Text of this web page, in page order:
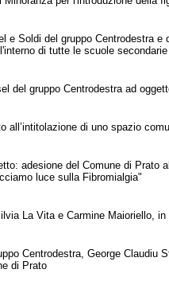
e Soldi del gruppo Centrodestra
di tutte le scuole
del gruppo Centrodestra ad
all’intitolazione di uno spazio
adesione del Comune di
luce sulla Fibromialgia"
La Vita e Carmine Maioriello,
Centrodestra, George
di Prato